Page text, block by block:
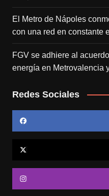
El Metro de Nápoles
con una red en constante
FGV se adhiere al
energía en Metrovalencia
Redes Sociales